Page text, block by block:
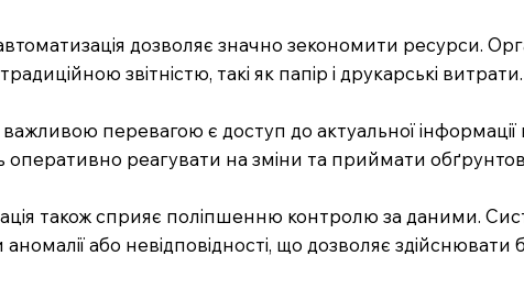
дозволяє значно зекономити ресурси.
традиційною звітністю, такі як папір і друкарські
перевагою є доступ до актуальної
оперативно реагувати на зміни та приймати
також сприяє поліпшенню контролю за даними.
або невідповідності, що дозволяє